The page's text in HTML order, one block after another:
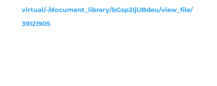
virtual/-/document_library/bGsp2IjUBdeu/view_file/
39121905